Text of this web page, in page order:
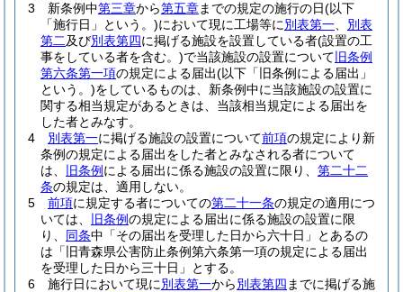
3
新条例中第三章から第五章までの規定の施行の日(以下
「施行日」という。)において現に工場等に別表第一
別表
第二及び別表第四に掲げる施設を設置している者(設置の工
事をしている者を含む。)で当該施設の設置について 旧条例
第六条第一項の規定による届出(以下「旧条例による届出」
という。)をしているものは、新条例中に当該施設の設置に
関する相当規定があるときは、当該相当規定による届出を
した者とみなす。
4
別表第一に掲げる施設の設置について前項の規定により新
条例の規定による届出をした者とみなされる者について
は、
旧条例 による届出に係る施設の設置に限り、 第二十二
条の規定は、適用しない。
5
前項に規定する者についての第二十一条の規定の適用につ
いては、
旧条例の規定による届出に係る施設の設置に限
り、 同条中「その届出を受理した日から六十日」とあるの
は「旧青森県公害防止条例第六条第一項の規定による届出
を受理した日から三十日」とする。
6
施行日において現に別表第一から別表第四 までに掲げる施